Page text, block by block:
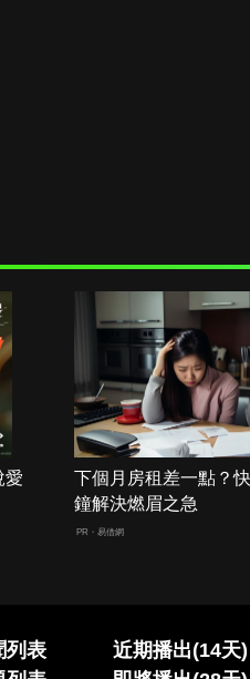
愛
下個月房租差一點？
鐘解決燃眉之急
PR・易借網
列表
近期播出(14天)